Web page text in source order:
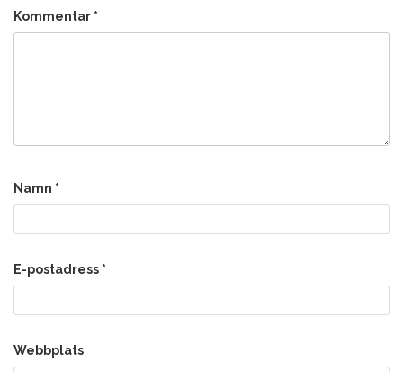
Kommentar *
Namn *
E-postadress *
Webbplats